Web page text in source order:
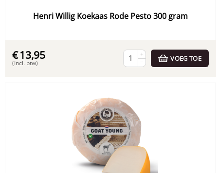
Henri Willig Koekaas Rode Pesto 300 gram
€13,95
(Incl. btw)
+
−
VOEG TOE